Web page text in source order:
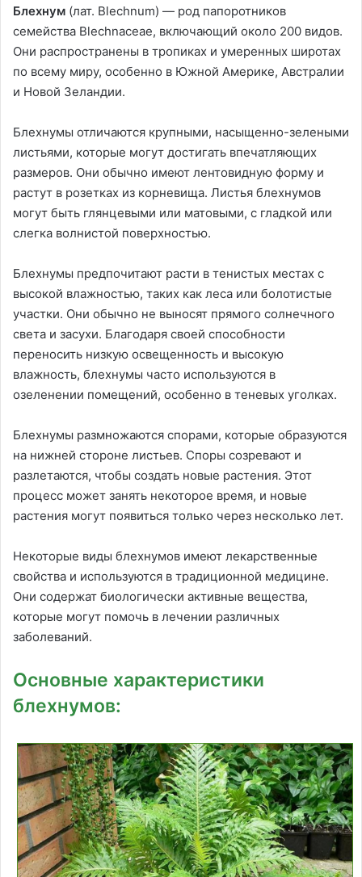
Блехнум (лат. Blechnum) — род папоротников
семейства Blechnaceae, включающий около 200 видов.
Они распространены в тропиках и умеренных широтах
по всему миру, особенно в Южной Америке, Австралии
и Новой Зеландии.
Блехнумы отличаются крупными, насыщенно-зелеными
листьями, которые могут достигать впечатляющих
размеров. Они обычно имеют лентовидную форму и
растут в розетках из корневища. Листья блехнумов
могут быть глянцевыми или матовыми, с гладкой или
слегка волнистой поверхностью.
Блехнумы предпочитают расти в тенистых местах с
высокой влажностью, таких как леса или болотистые
участки. Они обычно не выносят прямого солнечного
света и засухи. Благодаря своей способности
переносить низкую освещенность и высокую
влажность, блехнумы часто используются в
озеленении помещений, особенно в теневых уголках.
Блехнумы размножаются спорами, которые образуются
на нижней стороне листьев. Споры созревают и
разлетаются, чтобы создать новые растения. Этот
процесс может занять некоторое время, и новые
растения могут появиться только через несколько лет.
Некоторые виды блехнумов имеют лекарственные
свойства и используются в традиционной медицине.
Они содержат биологически активные вещества,
которые могут помочь в лечении различных
заболеваний.
Основные характеристики
блехнумов: